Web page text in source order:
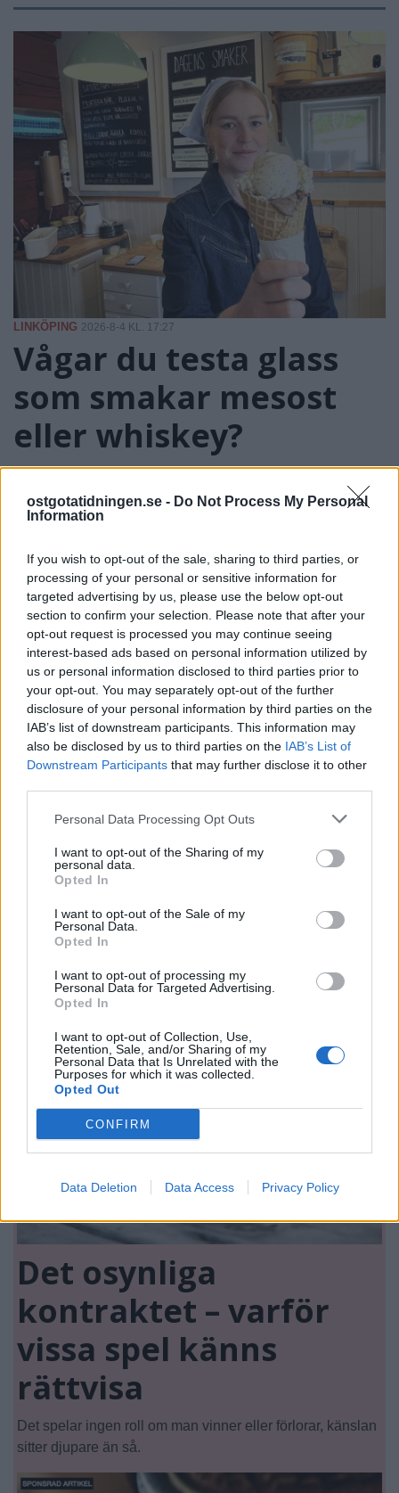
ostgotatidningen.se - Do Not Process My Personal
Information
If you wish to opt-out of the sale, sharing to third parties, or
processing of your personal or sensitive information for
targeted advertising by us, please use the below opt-out
section to confirm your selection. Please note that after your
opt-out request is processed you may continue seeing
interest-based ads based on personal information utilized by
us or personal information disclosed to third parties prior to
your opt-out. You may separately opt-out of the further
disclosure of your personal information by third parties on the
IAB’s list of downstream participants. This information may
also be disclosed by us to third parties on the IAB’s List of
Downstream Participants that may further disclose it to other
Personal Data Processing Opt Outs
I want to opt-out of the Sharing of my
personal data.
Opted In
I want to opt-out of the Sale of my
Personal Data.
Opted In
I want to opt-out of processing my
Personal Data for Targeted Advertising.
Opted In
I want to opt-out of Collection, Use,
Retention, Sale, and/or Sharing of my
Personal Data that Is Unrelated with the
Purposes for which it was collected.
Opted Out
CONFIRM
Data Deletion Data Access Privacy Policy
LINKÖPING 2026-8-4 KL. 17:27
Vågar du testa glass
som smakar mesost
eller whiskey?
ÖSTERGÖTLAND 2026-7-22 KL.
08:00
Sommartid är
fisketid
ÖSTERGÖTLAND
2026-7-21 KL.
09:15
Sommarens bästa
äventyr på
hemmaplan
Dolda pärlor och utflyktstips
LINKÖPING
har en egen
historia
Stjärnorp: "Jag
Det osynliga
kontraktet – varför
vissa spel känns
rättvisa
Det spelar ingen roll om man vinner eller förlorar, känslan
sitter djupare än så.